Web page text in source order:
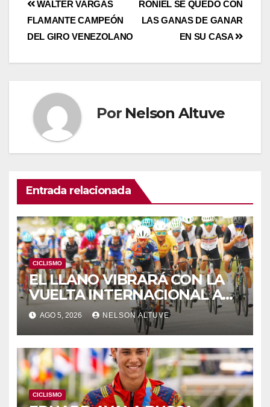
RONIEL SE QUEDÓ CON
LAS GANAS DE GANAR
EN SU CASA
WALTER VARGAS
FLAMANTE CAMPEÓN
DEL GIRO VENEZOLANO
Por Nelson Altuve
Entrada relacionada
CICLISMO
EL LLANO VIBRARÁ CON LA
VUELTA INTERNACIONAL A
ZAMORA
AGO 5, 2026 NELSON ALTUVE
CICLISMO